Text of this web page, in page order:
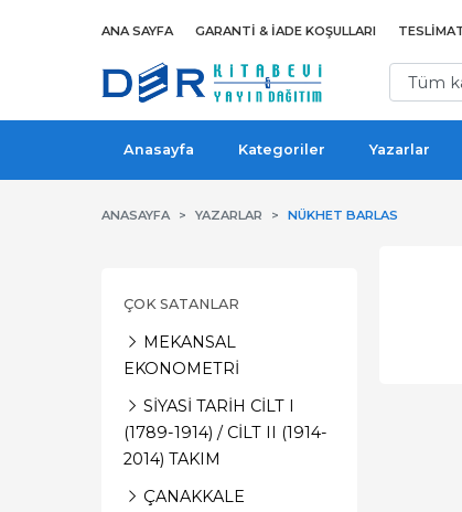
ANA SAYFA GARANTI & İADE KOŞULLARI
Anasayfa Kategoriler Yazarlar
ANASAYFA YAZARLAR NÜKHET BARLAS
ÇOK SATANLAR
MEKANSAL
EKONOMETRİ
SİYASİ TARİH CİLT I
(1789-1914) / CİLT II (1914-
2014) TAKIM
ÇANAKKALE